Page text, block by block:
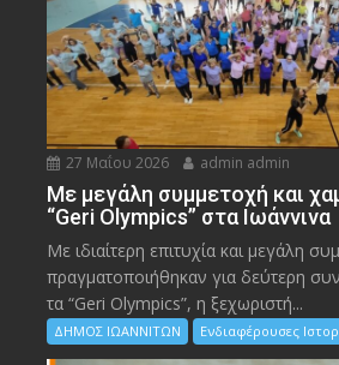
27 Μαΐου 2026 admin admin
Με μεγάλη συμμετοχή και
“Geri Olympics” στα Ιωάννινα
Με ιδιαίτερη επιτυχία και μεγάλη
πραγματοποιήθηκαν για δεύτερη
τα “Geri Olympics”, η ξεχωριστή...
ΔΗΜΟΣ ΙΩΑΝΝΙΤΩΝ Ενδιαφέρουσες